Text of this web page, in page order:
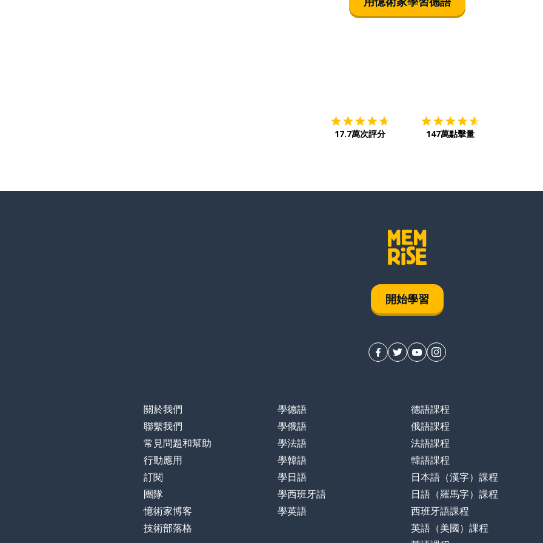
17.7萬次評分 147萬點擊量
開始學習
關於我們
聯繫我們
常見問題和幫助
行動應用
訂閱
團隊
憶術家博客
技術部落格
學德語
學俄語
學法語
學韓語
學日語
學西班牙語
學英語
德語課程
俄語課程
法語課程
韓語課程
日本語（漢字）課程
日語（羅馬字）課程
西班牙語課程
英語（美國）課程